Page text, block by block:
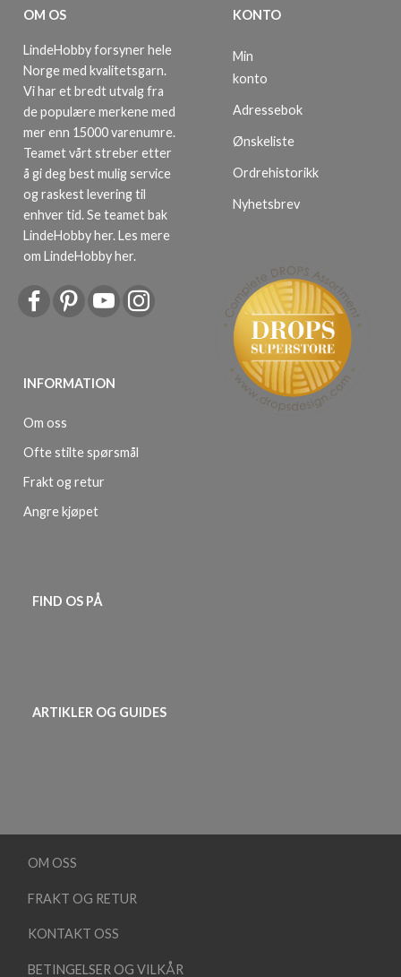
OM OS
LindeHobby forsyner hele
Norge med kvalitetsgarn.
Vi har et bredt utvalg fra
de populære merkene med
mer enn 15000 varenumre.
Teamet vårt streber etter
å gi deg best mulig service
og raskest levering til
enhver tid. Se teamet bak
LindeHobby her.Les mere
om LindeHobby her.
INFORMATION
Om oss
Ofte stilte spørsmål
Frakt og retur
Angre kjøpet
KONTO
Min
konto
Adressebok
Ønskeliste
Ordrehistorikk
Nyhetsbrev
FIND OS PÅ
ARTIKLER OG GUIDES
OM OSS
FRAKT OG RETUR
KONTAKT OSS
BETINGELSER OG VILKÅR